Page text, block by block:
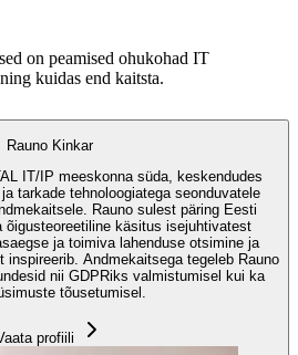
on peamised ohukohad IT
kuidas end kaitsta.
Rauno Kinkar
IT/IP meeskonna süda, keskendudes
tarkade tehnoloogiatega seonduvatele
Rauno sulest päring Eesti
õigusteoreetiline käsitus isejuhtivatest
ja toimiva lahenduse otsimine ja
inspireerib. Andmekaitsega tegeleb Rauno
nii GDPRiks valmistumisel kui ka
tõusetumisel.
profiili